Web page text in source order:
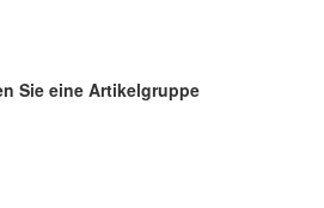
Sie eine Artikelgruppe